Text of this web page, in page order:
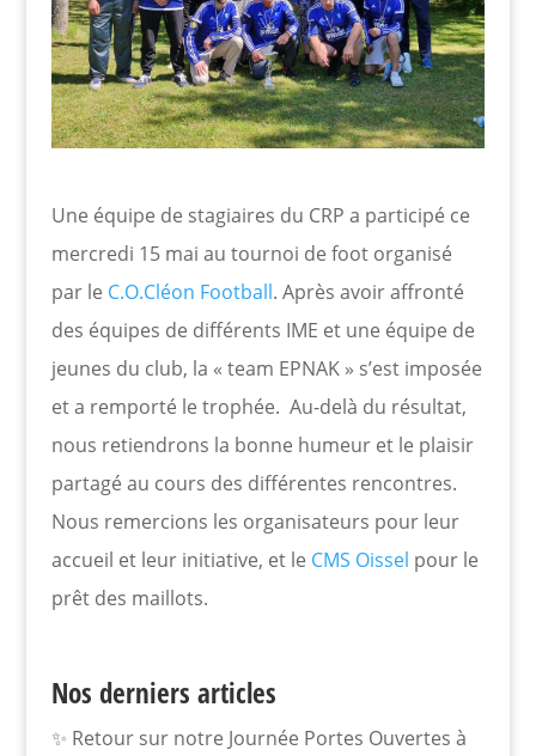
Une équipe de stagiaires du CRP a participé ce
mercredi 15 mai au tournoi de foot organisé
par le C.O.Cléon Football. Après avoir affronté
des équipes de différents IME et une équipe de
jeunes du club, la « team EPNAK » s’est imposée
et a remporté le trophée. Au-delà du résultat,
nous retiendrons la bonne humeur et le plaisir
partagé au cours des différentes rencontres.
Nous remercions les organisateurs pour leur
accueil et leur initiative, et le CMS Oissel pour le
prêt des maillots.
Nos derniers articles
✨ Retour sur notre Journée Portes Ouvertes à